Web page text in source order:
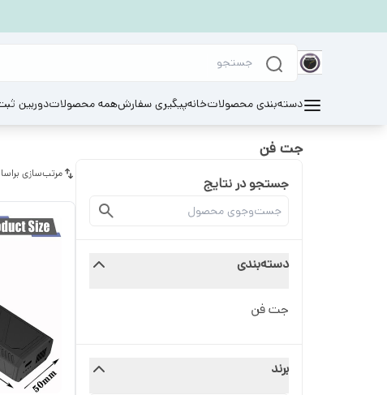
دسته‌بندی محصولاتخانهپیگیری سفارشهمه محصولاتدوربین
جت فن
جستجو در نتایج
دسته‌بندی
جت فن
برند
مرتب‌سازی